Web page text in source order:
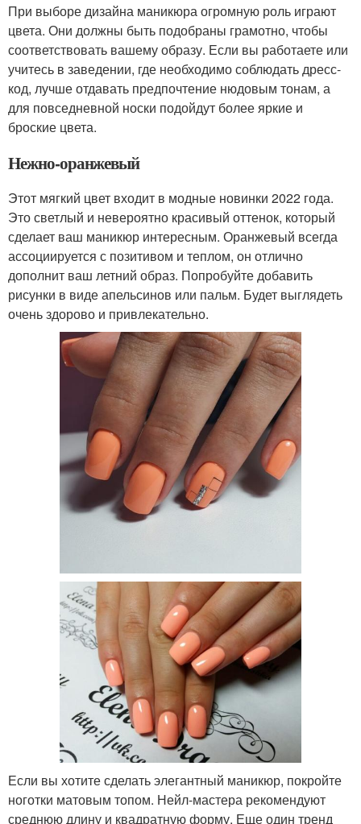
При выборе дизайна маникюра огромную роль играют
цвета. Они должны быть подобраны грамотно, чтобы
соответствовать вашему образу. Если вы работаете или
учитесь в заведении, где необходимо соблюдать дресс-
код, лучше отдавать предпочтение нюдовым тонам, а
для повседневной носки подойдут более яркие и
броские цвета.
Нежно-оранжевый
Этот мягкий цвет входит в модные новинки 2022 года.
Это светлый и невероятно красивый оттенок, который
сделает ваш маникюр интересным. Оранжевый всегда
ассоциируется с позитивом и теплом, он отлично
дополнит ваш летний образ. Попробуйте добавить
рисунки в виде апельсинов или пальм. Будет выглядеть
очень здорово и привлекательно.
Если вы хотите сделать элегантный маникюр, покройте
ноготки матовым топом. Нейл-мастера рекомендуют
среднюю длину и квадратную форму. Еще один тренд